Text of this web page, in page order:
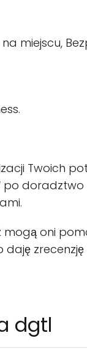
miejscu,
Twoich
oni
daję
dgtl